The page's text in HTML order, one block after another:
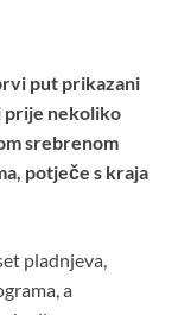
put prikazani
prije nekoliko
srebrenom
potječe s kraja
pladnjeva,
a